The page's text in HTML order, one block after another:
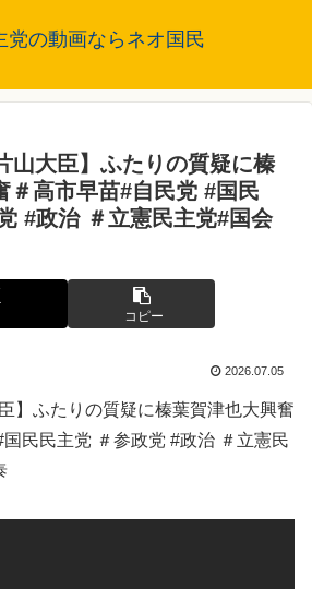
党の動画ならネオ国民
山大臣】ふたりの質疑に榛
＃高市早苗#自民党 #国民
#政治 ＃立憲民主党#国会
コピー
2026.07.05
】ふたりの質疑に榛葉賀津也大興奮
民民主党 ＃参政党 #政治 ＃立憲民